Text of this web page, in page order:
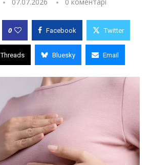
0 Facebook Twitter
Threads Bluesky Email